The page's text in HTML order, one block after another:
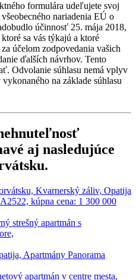
formulára udeľujete svoj
nariadenia EÚ o
účinnosť 25. mája 2018,
sa vás týkajú a ktoré
účelom zodpovedania vašich
ďalších návrhov. Tento
Odvolanie súhlasu nemá vplyv
na základe súhlasu
aj nasledujúce
.
strešný apartmán s
apartmán v centre mesta,